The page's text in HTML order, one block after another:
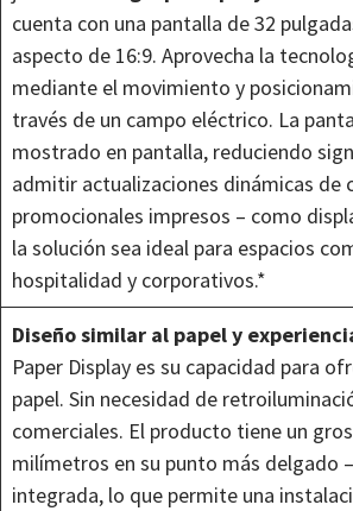
cuenta con una pantalla de 32
aspecto de 16:9. Aprovecha la
mediante el movimiento y
través de un campo eléctrico. La
mostrado en pantalla, reduciendo
admitir actualizaciones dinámicas de
promocionales impresos – como
la solución sea ideal para espacios
hospitalidad y corporativos.*
Diseño similar al papel y
Paper Display es su capacidad para
papel. Sin necesidad de
comerciales. El producto tiene un
milímetros en su punto más delgado
integrada, lo que permite una